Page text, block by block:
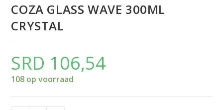
COZA GLASS WAVE 300ML
CRYSTAL
SRD 106,54
108 op voorraad